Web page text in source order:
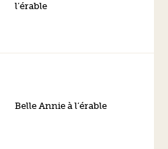
l’érable
Belle Annie à l’érable